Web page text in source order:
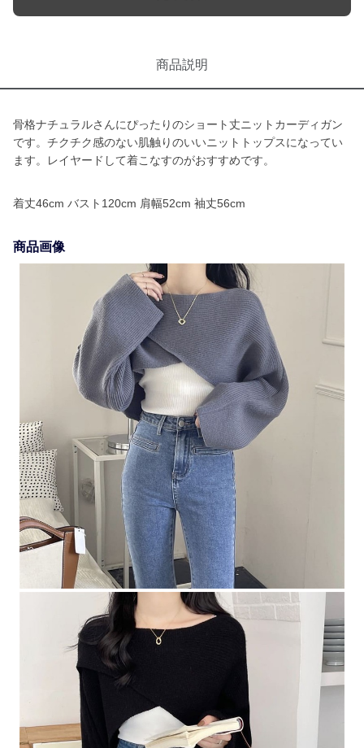
商品説明
骨格ナチュラルさんにぴったりのショート丈ニットカーディガン
です。チクチク感のない肌触りのいいニットトップスになってい
ます。レイヤードして着こなすのがおすすめです。
着丈46cm バスト120cm 肩幅52cm 袖丈56cm
商品画像